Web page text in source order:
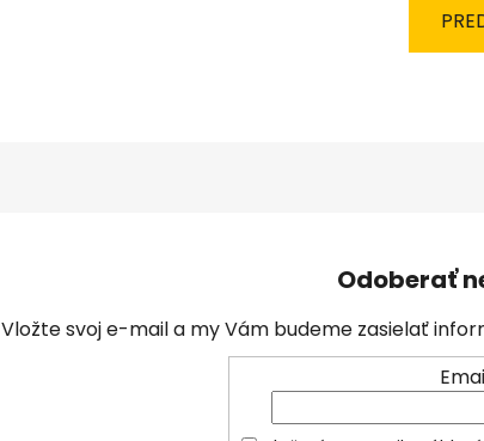
Odoberať
Vložte svoj e-mail a my Vám budeme zasielať